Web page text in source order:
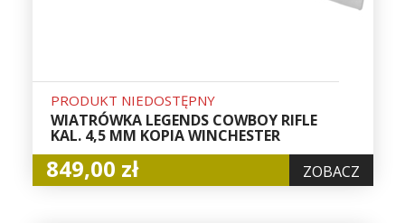
PRODUKT NIEDOSTĘPNY
WIATRÓWKA LEGENDS COWBOY RIFLE
KAL. 4,5 MM KOPIA WINCHESTER
849,00 zł ZOBACZ